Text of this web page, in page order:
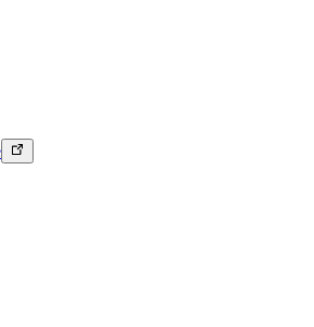
を管理
益化
ット作を制作して成長させる
模なゲームを開発する
ィングブロック
的ヒント
、プレスセンター
明する